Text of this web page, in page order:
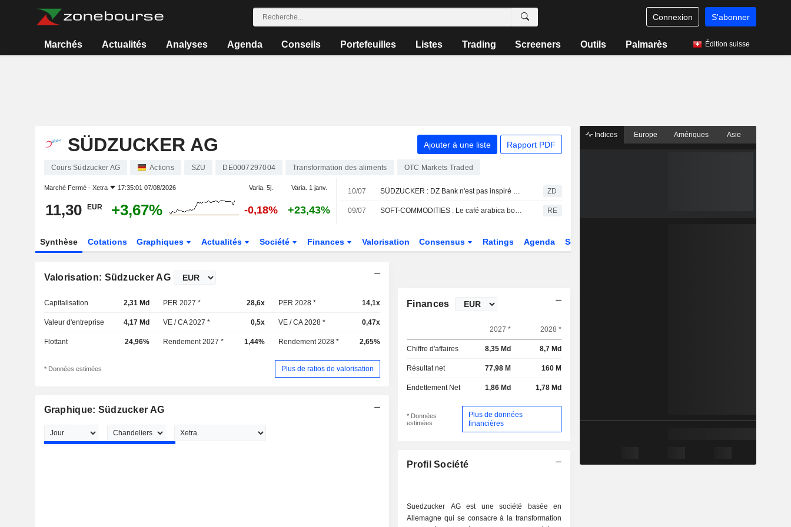
Connexion S'abonner
Marchés Actualités Analyses Agenda Conseils Portefeuilles Listes Trading Screeners Outils Palmarès Édition suisse
SÜDZUCKER AG Ajouter à une liste Rapport PDF
Cours Südzucker AG Actions SZU DE0007297004 Transformation des aliments OTC Markets Traded
Marché Fermé - Xetra 17:35:01 07/08/2026 Varia. 5j. Varia. 1 janv.
11,30 EUR +3,67% -0,18% +23,43%
10/07 SÜDZUCKER : DZ Bank n'est pas inspiré par le dossier ZD
09/07 SOFT-COMMODITIES : Le café arabica bondit de 12 % dans un marché volatil, le cacao à Londres au plus haut depuis huit mois RE
Synthèse Cotations Graphiques Actualités Société Finances Valorisation Consensus Ratings Agenda Secteur
Valorisation: Südzucker AG
Capitalisation 2,31 Md PER 2027 * 28,6x PER 2028 * 14,1x
Valeur d'entreprise 4,17 Md VE / CA 2027 * 0,5x VE / CA 2028 * 0,47x
Flottant 24,96% Rendement 2027 * 1,44% Rendement 2028 * 2,65%
* Données estimées Plus de ratios de valorisation
Graphique: Südzucker AG
Finances
2027 * 2028 *
Chiffre d'affaires 8,35 Md 8,7 Md
Résultat net 77,98 M 160 M
Endettement Net 1,86 Md 1,78 Md
* Données
estimées
Plus de données
financières
Profil Société
Suedzucker AG est une société basée en
Allemagne qui se consacre à la transformation
Indices Europe Amériques Asie